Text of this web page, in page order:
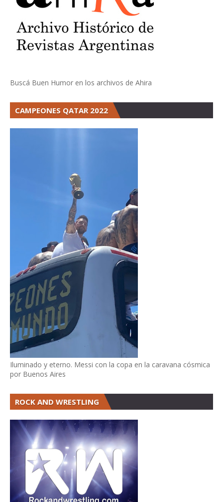
Buscá Buen Humor en los archivos de Ahira
CAMPEONES QATAR 2022
Iluminado y eterno. Messi con la copa en la caravana cósmica
por Buenos Aires
ROCK AND WRESTLING